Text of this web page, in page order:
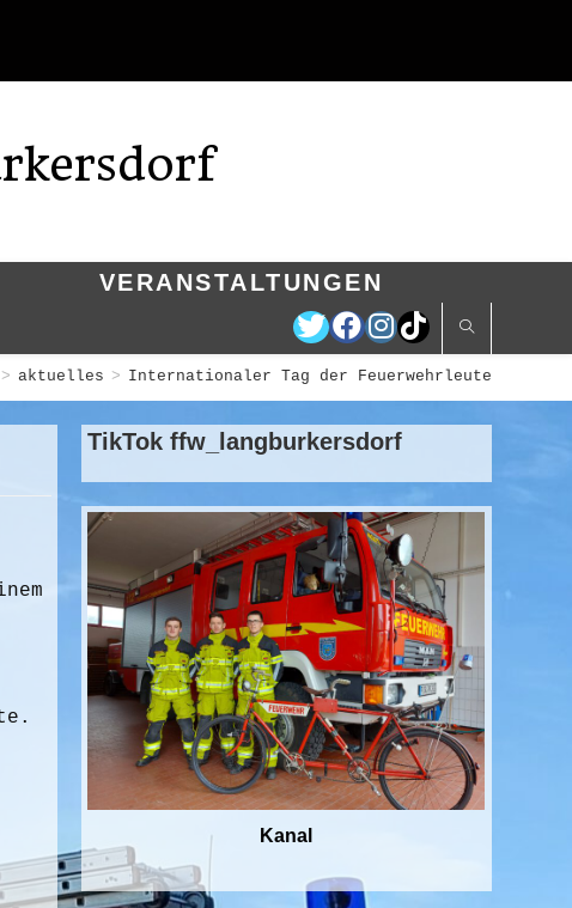
VERANSTALTUNGEN
> aktuelles > Internationaler Tag der Feuerwehrleute
TikTok ffw_langburkersdorf
Kanal